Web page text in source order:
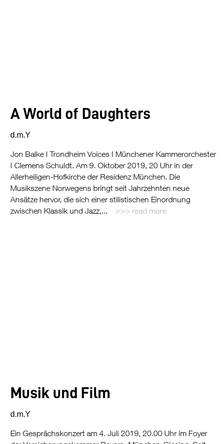
A World of Daughters
d.m.Y
Jon Balke I Trondheim Voices I Münchener Kammerorchester
I Clemens Schuldt. Am 9. Oktober 2019, 20 Uhr in der
Allerheiligen-Hofkirche der Residenz München. Die
Musikszene Norwegens bringt seit Jahrzehnten neue
Ansätze hervor, die sich einer stilistischen Einordnung
zwischen Klassik und Jazz,...
read more
Musik und Film
d.m.Y
Ein Gesprächskonzert am 4. Juli 2019, 20.00 Uhr im Foyer